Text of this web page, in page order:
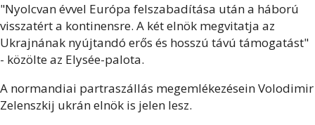
"Nyolcvan évvel Európa felszabadítása után a háború
visszatért a kontinensre. A két elnök megvitatja az
Ukrajnának nyújtandó erős és hosszú távú támogatást"
- közölte az Elysée-palota.
A normandiai partraszállás megemlékezésein Volodimir
Zelenszkij ukrán elnök is jelen lesz.